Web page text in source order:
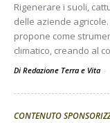
Rigenerare i suoli,
delle aziende
propone come
climatico, creando al
Di Redazione Terra e Vita -
CONTENUTO